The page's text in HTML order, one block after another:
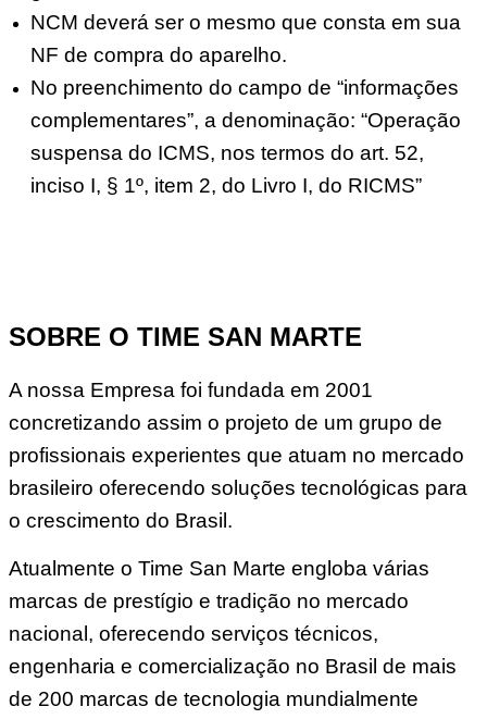
NCM deverá ser o mesmo que consta em sua
NF de compra do aparelho.
No preenchimento do campo de “informações
complementares”, a denominação: “Operação
suspensa do ICMS, nos termos do art. 52,
inciso I, § 1º, item 2, do Livro I, do RICMS”
SOBRE O TIME SAN MARTE
A nossa Empresa foi fundada em 2001
concretizando assim o projeto de um grupo de
profissionais experientes que atuam no mercado
brasileiro oferecendo soluções tecnológicas para
o crescimento do Brasil.
Atualmente o Time San Marte engloba várias
marcas de prestígio e tradição no mercado
nacional, oferecendo serviços técnicos,
engenharia e comercialização no Brasil de mais
de 200 marcas de tecnologia mundialmente